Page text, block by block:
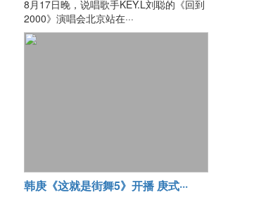
8月17日晚，说唱歌手KEY.L刘聪的《回到
2000》演唱会北京站在···
韩庚《这就是街舞5》开播 庚式···